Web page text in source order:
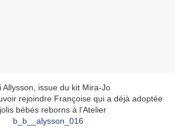
Allysson, issue du kit Mira-Jo
rejoindre Françoise qui a déjà adoptée
bébés reborns à l'Atelier